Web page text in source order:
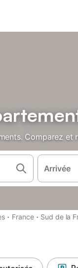
Comparez et
Arrivée
· France · Sud de la